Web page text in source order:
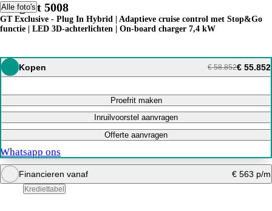
Alle foto's
Peugeot 5008
GT Exclusive - Plug In Hybrid | Adaptieve cruise control met Stop&Go
functie | LED 3D-achterlichten | On-board charger 7,4 kW
Kopen € 58.852€ 55.852
Proefrit maken
Inruilvoorstel aanvragen
Offerte aanvragen
Whatsapp ons
Financieren vanaf € 563 p/m
Krediettabel